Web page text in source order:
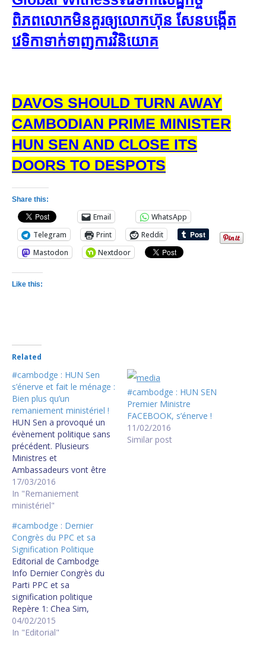
ពិភពលោក​​មិន​គួរ​​ឲ្យ​​លោក​ហ៊ុន សែន​​បង្កើត​​
វេទិកា​​ទាក់ទាញ​​ការ​វិនិ​យោគ
DAVOS SHOULD TURN AWAY
CAMBODIAN PRIME MINISTER
HUN SEN AND CLOSE ITS
DOORS TO DESPOTS
Share this:
Email
WhatsApp
Telegram
Print
Reddit
Mastodon
Nextdoor
Like this:
Related
#cambodge : HUN Sen
s’énerve et fait le ménage :
Bien plus qu’un
remaniement ministériel !
HUN Sen a provoqué un
évènement politique sans
précédent. Plusieurs
Ministres et
Ambassadeurs vont être
démis de leurs fonctions.
Hor Namhong ne sera
plus Ministre des Affaires
sort du Ministre de
l'Information ?
La Princesse Norodom
Arun Rasmey et Nuth
Narang ne sont plus
Ambassadeurs. Ils ont
sûrement…
17/03/2016
In "Remaniement
ministériel"
#cambodge : HUN SEN
Premier Ministre
FACEBOOK, s’énerve !
11/02/2016
Similar post
#cambodge : Dernier
Congrès du PPC et sa
Signification Politique
Editorial de Cambodge
Info Dernier Congrès du
Parti PPC et sa
signification politique
Repère 1: Chea Sim,
Président du Parti est très
malade Il a été
04/02/2015
In "Editorial"